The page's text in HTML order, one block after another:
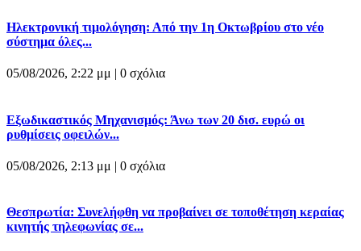
Ηλεκτρονική τιμολόγηση: Από την 1η Οκτωβρίου στο νέο
σύστημα όλες...
05/08/2026, 2:22 μμ | 0 σχόλια
Εξωδικαστικός Μηχανισμός: Άνω των 20 δισ. ευρώ οι
ρυθμίσεις οφειλών...
05/08/2026, 2:13 μμ | 0 σχόλια
Θεσπρωτία: Συνελήφθη να προβαίνει σε τοποθέτηση κεραίας
κινητής τηλεφωνίας σε...